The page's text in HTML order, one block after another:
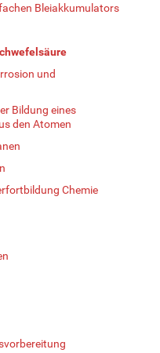
Bleiakkumulators
und
Bildung eines
den Atomen
Chemie